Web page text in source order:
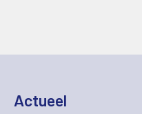
Actueel